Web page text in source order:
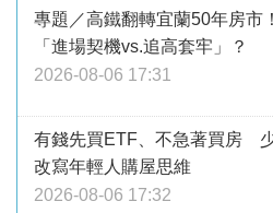
專題／高鐵翻轉宜蘭50年房市
「進場契機vs.追高套牢」？
2026-08-06 17:31
有錢先買ETF、不急著買房
改寫年輕人購屋思維
2026-08-06 17:32